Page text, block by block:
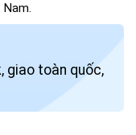
giao toàn quốc,